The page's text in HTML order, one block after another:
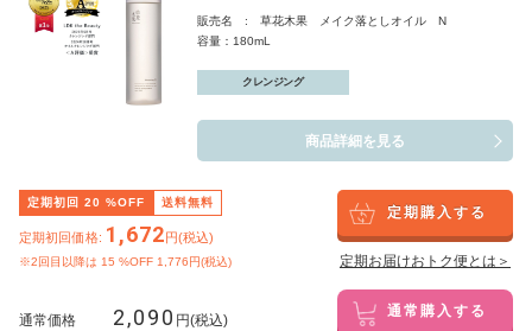
販売名 : 草花木果 メイク落としオイル N
容量：180mL
クレンジング
商品詳細を見る
定期初回 20 %OFF 送料無料
定期初回価格: 1,672円(税込)
※2回目以降は 15 %OFF 1,776円(税込)
定期購入する
定期お届けおトク便とは＞
通常価格 2,090 円(税込) 通常購入する